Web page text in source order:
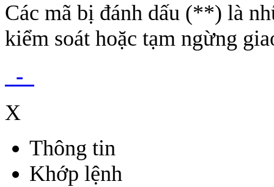
Các mã bị đánh dấu (**) là
kiểm soát hoặc tạm ngừng
-
X
Thông tin
Khớp lệnh